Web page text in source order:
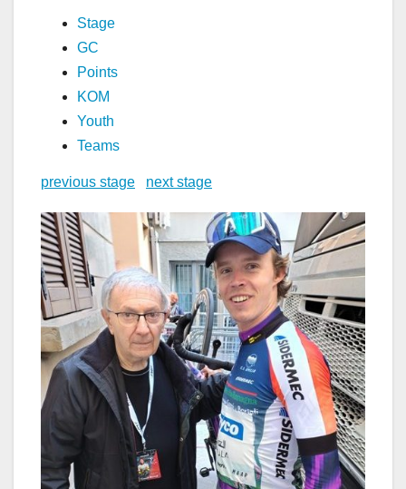
Stage
GC
Points
KOM
Youth
Teams
previous stage next stage